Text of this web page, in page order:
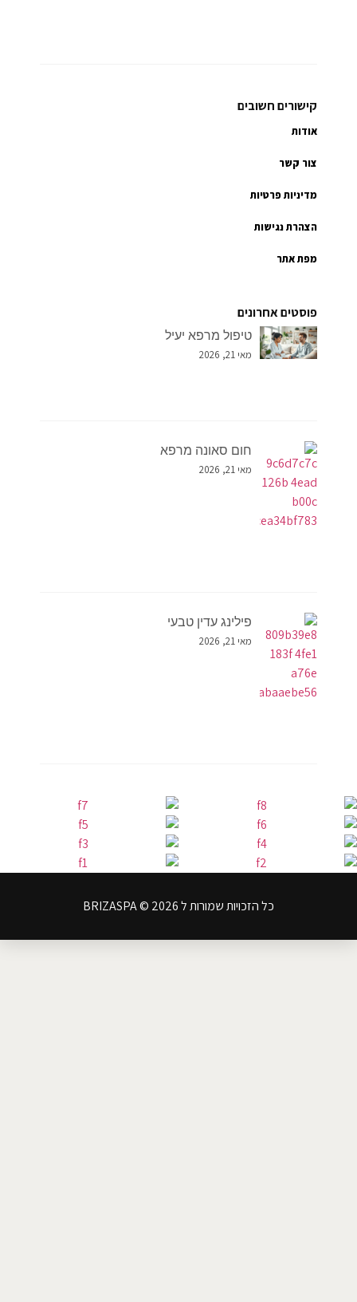
קישורים חשובים
אודות
צור קשר
מדיניות פרטיות
הצהרת נגישות
מפת אתר
פוסטים אחרונים
טיפול מרפא יעיל
מאי 21, 2026
חום סאונה מרפא
מאי 21, 2026
פילינג עדין טבעי
מאי 21, 2026
כל הזכויות שמורות ל BRIZASPA © 2026